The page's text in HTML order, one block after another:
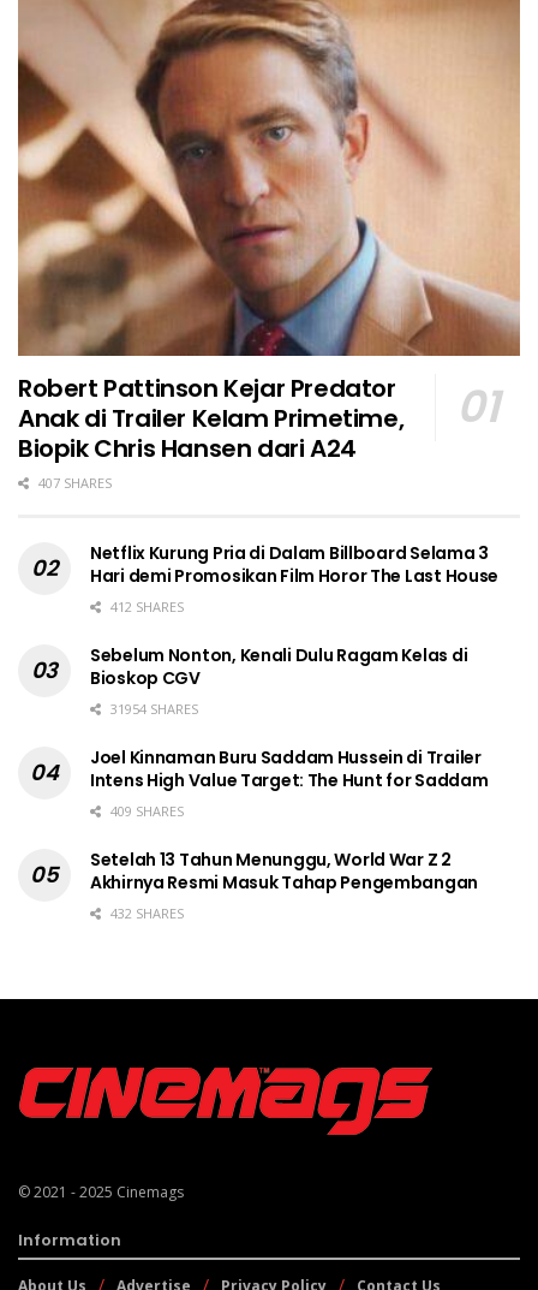
Robert Pattinson Kejar Predator
Anak di Trailer Kelam Primetime,
Biopik Chris Hansen dari A24
407 SHARES
Netflix Kurung Pria di Dalam Billboard Selama 3
Hari demi Promosikan Film Horor The Last House
412 SHARES
Sebelum Nonton, Kenali Dulu Ragam Kelas di
Bioskop CGV
31954 SHARES
Joel Kinnaman Buru Saddam Hussein di Trailer
Intens High Value Target: The Hunt for Saddam
409 SHARES
Setelah 13 Tahun Menunggu, World War Z 2
Akhirnya Resmi Masuk Tahap Pengembangan
432 SHARES
© 2021 - 2025 Cinemags
Information
About Us Advertise Privacy Policy Contact Us